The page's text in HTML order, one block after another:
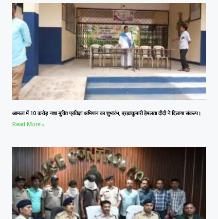
आमला में 10 करोड़ नशा मुक्ति प्रतिज्ञा अभियान का शुभारंभ, ब्रह्माकुमारी हेमलता दीदी ने दिलाया संकल्प।
Read More »